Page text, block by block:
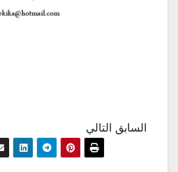
السابق التالي